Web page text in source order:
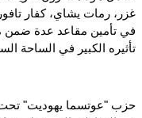
غزر، رمات يشاي، كفار
في تأمين مقاعد عدة
تأثيره الكبير في الساحة
حزب "عوتسما يهوديت" تحت